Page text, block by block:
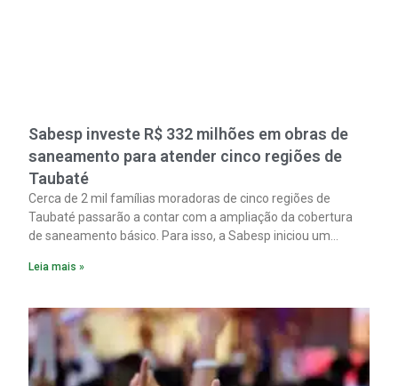
Sabesp investe R$ 332 milhões em obras de
saneamento para atender cinco regiões de
Taubaté
Cerca de 2 mil famílias moradoras de cinco regiões de
Taubaté passarão a contar com a ampliação da cobertura
de saneamento básico. Para isso, a Sabesp iniciou um
milhões.
Leia mais »